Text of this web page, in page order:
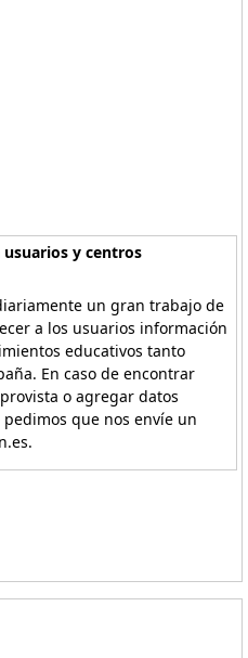
y centros
un gran trabajo de
a los usuarios información
educativos tanto
En caso de encontrar
o agregar datos
que nos envíe un